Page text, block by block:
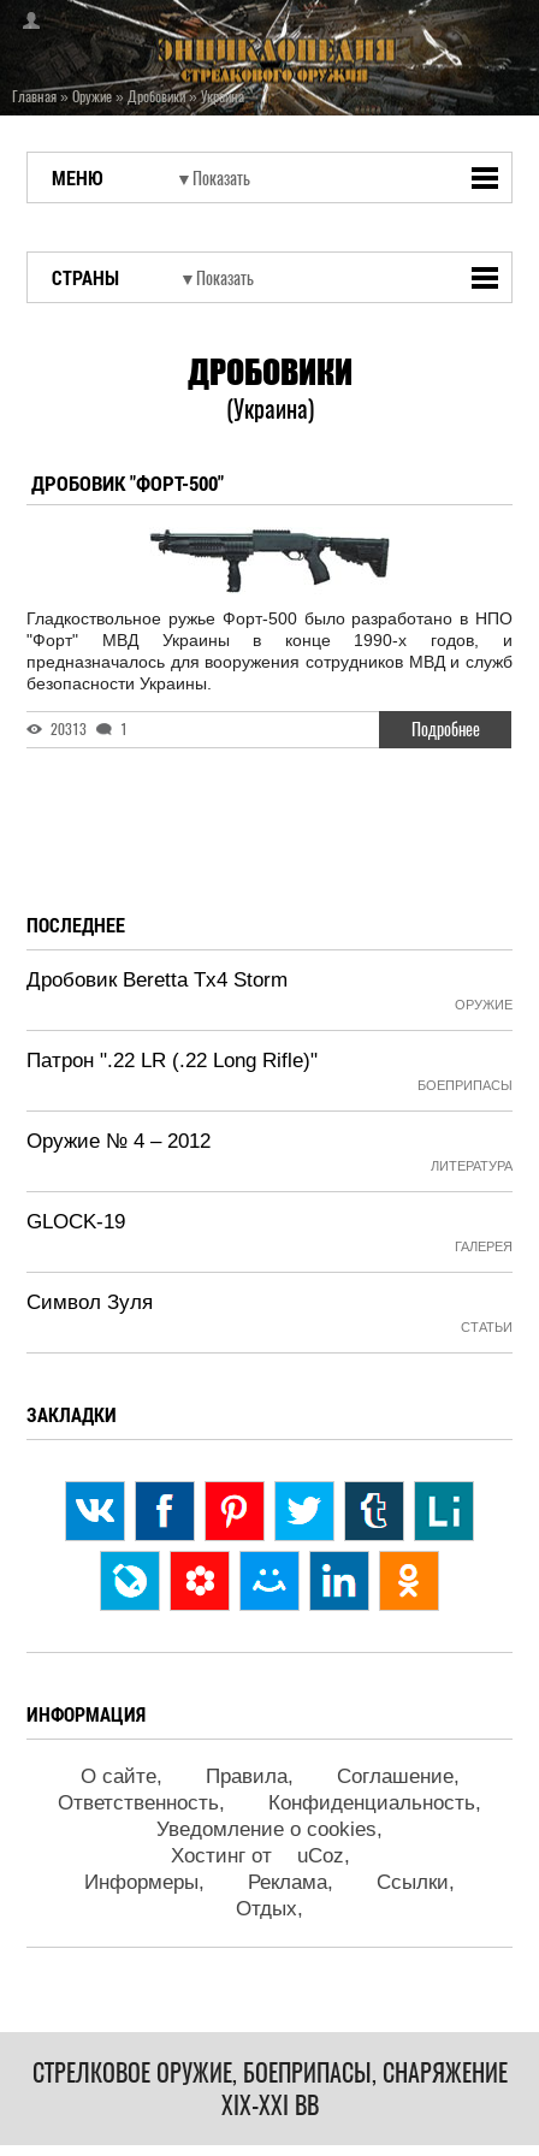
Главная»Оружие» Дробовики»Украина
МЕНЮ
СТРАНЫ
ДРОБОВИКИ
(Украина)
ДРОБОВИК "ФОРТ-500"
Гладкоствольное ружье Форт-500 было разработано в НПО
"Форт" МВД Украины в конце 1990-х годов, и
предназначалось для вооружения сотрудников МВД и служб
безопасности Украины.
20313 1 Подробнее
ПОСЛЕДНЕЕ
Дробовик Beretta Tx4 Storm
ОРУЖИЕ
Патрон ".22 LR (.22 Long Rifle)"
БОЕПРИПАСЫ
Оружие № 4 – 2012
ЛИТЕРАТУРА
GLOCK-19
ГАЛЕРЕЯ
Символ Зуля
СТАТЬИ
ЗАКЛАДКИ
ИНФОРМАЦИЯ
О сайте Правила
Соглашение
Ответственность
Конфиденциальность
Уведомление о cookies
Хостинг от
uCoz
Информеры
Реклама
Ссылки
Отдых
СТРЕЛКОВОЕ ОРУЖИЕ, БОЕПРИПАСЫ, СНАРЯЖЕНИЕ
XIX-XXI ВВ